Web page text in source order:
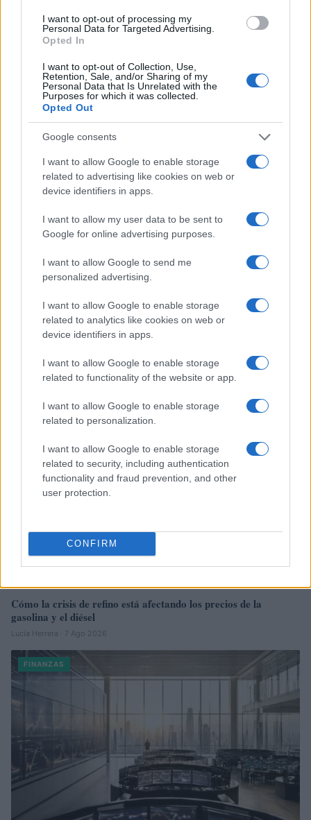
I want to opt-out of processing my
Personal Data for Targeted Advertising.
Opted In
I want to opt-out of Collection, Use,
Retention, Sale, and/or Sharing of my
Personal Data that Is Unrelated with the
Purposes for which it was collected.
Opted Out
Google consents
I want to allow Google to enable storage
related to advertising like cookies on web or
device identifiers in apps.
I want to allow my user data to be sent to
Google for online advertising purposes.
I want to allow Google to send me
personalized advertising.
I want to allow Google to enable storage
related to analytics like cookies on web or
device identifiers in apps.
I want to allow Google to enable storage
related to functionality of the website or app.
I want to allow Google to enable storage
related to personalization.
I want to allow Google to enable storage
related to security, including authentication
functionality and fraud prevention, and other
user protection.
CONFIRM
Sigue leyendo
Identifica y elimina suscripciones, fees y compras impulsivas
Marta Ruiz · 8 Ago 2026
FINANZAS
Cómo la crisis de refino está afectando los precios de la
gasolina y el diésel
Lucía Herrera · 7 Ago 2026
FINANZAS